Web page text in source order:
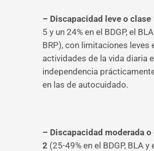
– Discapacidad leve o clase
5 y un 24% en el BDGP, el
BRP), con limitaciones leves
actividades de la vida diaria e
independencia
en las de autocuidado.
– Discapacidad moderada o
2 (25-49% en el BDGP, BLA y